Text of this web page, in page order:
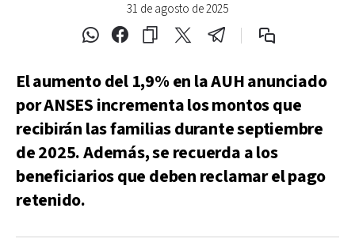
31 de agosto de 2025
El aumento del 1,9% en la AUH anunciado
por ANSES incrementa los montos que
recibirán las familias durante septiembre
de 2025. Además, se recuerda a los
beneficiarios que deben reclamar el pago
retenido.